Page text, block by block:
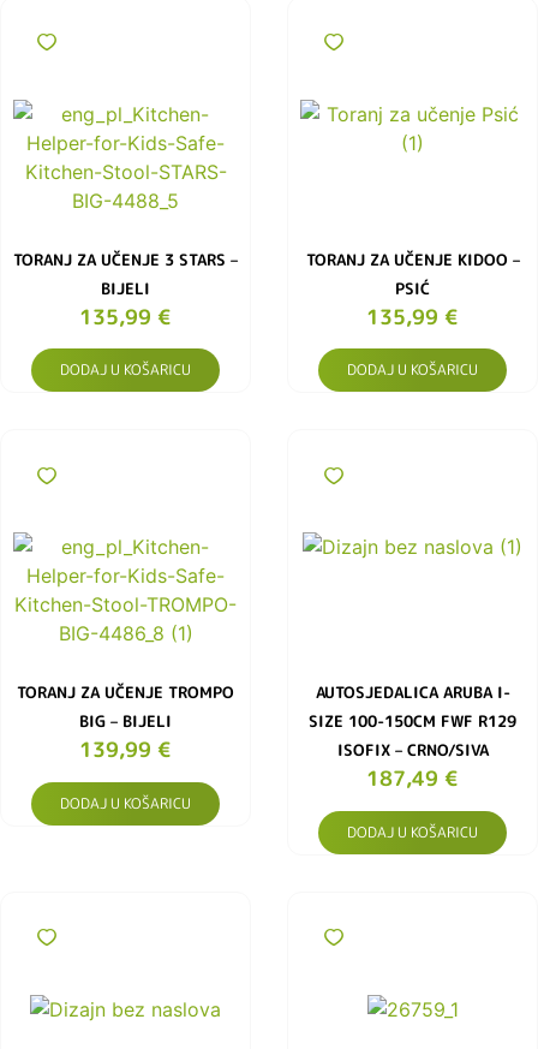
TORANJ ZA UČENJE 3 STARS –
BIJELI
135,99 €
DODAJ U KOŠARICU
TORANJ ZA UČENJE KIDOO –
PSIĆ
135,99 €
DODAJ U KOŠARICU
TORANJ ZA UČENJE TROMPO
BIG – BIJELI
139,99 €
DODAJ U KOŠARICU
AUTOSJEDALICA ARUBA I-
SIZE 100-150CM FWF R129
ISOFIX – CRNO/SIVA
187,49 €
DODAJ U KOŠARICU